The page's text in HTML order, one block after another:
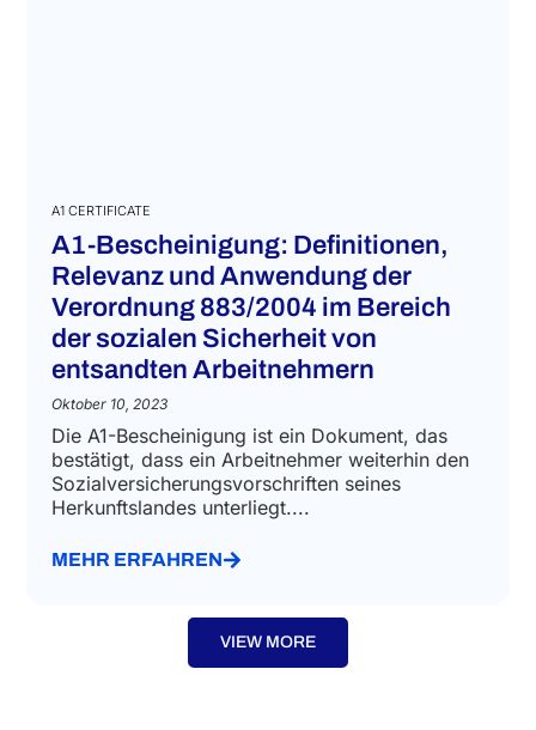
A1 CERTIFICATE
A1-Bescheinigung: Definitionen,
Relevanz und Anwendung der
Verordnung 883/2004 im Bereich
der sozialen Sicherheit von
entsandten Arbeitnehmern
Oktober 10, 2023
Die A1-Bescheinigung ist ein Dokument, das
bestätigt, dass ein Arbeitnehmer weiterhin den
Sozialversicherungsvorschriften seines
Herkunftslandes unterliegt....
MEHR ERFAHREN
VIEW MORE